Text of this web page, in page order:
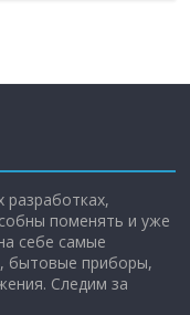
поменять и уже
себе самые
бытовые приборы,
Следим за